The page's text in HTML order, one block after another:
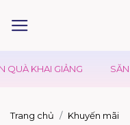
KHAI GIẢNG SĂN
Trang chủ
Khuyến mãi